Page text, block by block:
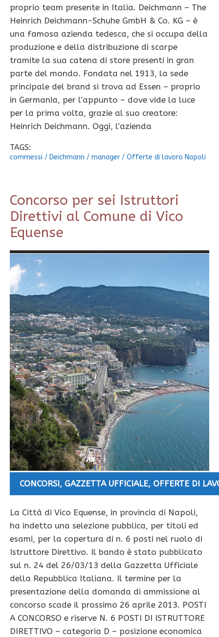
proprio team presente in Italia. Deichmann – The
Heinrich Deichmann-Schuhe GmbH & Co. KG – è
una famosa azienda tedesca, che si occupa della
produzione e della distribuzione di scarpe
tramite la sua catena di store presenti in gran
parte del mondo. Fondata nel 1913, la sede
principale del brand si trova ad Essen – proprio
in Germania, per l’appunto – dove vide la luce
per la prima volta, grazie al suo creatore:
Heinrich Deichmann. Oggi, l’azienda
TAGS:
commessi / Deichmann / manager / Offerte di lavoro Napoli
Concorso per sei Istruttori
Direttivi al Comune di Vico
Equense
CONCORSI, GAZZETTA UFFICIALE, OFFERTE DI
La Città di Vico Equense, in provincia di Napoli,
ha indetto una selezione pubblica, per titoli ed
esami, per la copertura di n. 6 posti nel ruolo di
Istruttore Direttivo. Il bando è stato pubblicato
sul n. 24 del 26/03/13 della Gazzetta Ufficiale
della Repubblica Italiana. Il termine per la
presentazione della domanda di ammissione al
concorso scade il prossimo 26 aprile 2013. POSTI
A CONCORSO e riserve N. 6 POSTI DI ISTRUTTORE
DIRETTIVO – categoria D – posizione economica